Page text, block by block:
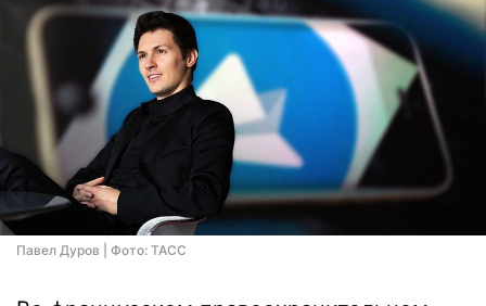
Павел Дуров | Фото: ТАСС